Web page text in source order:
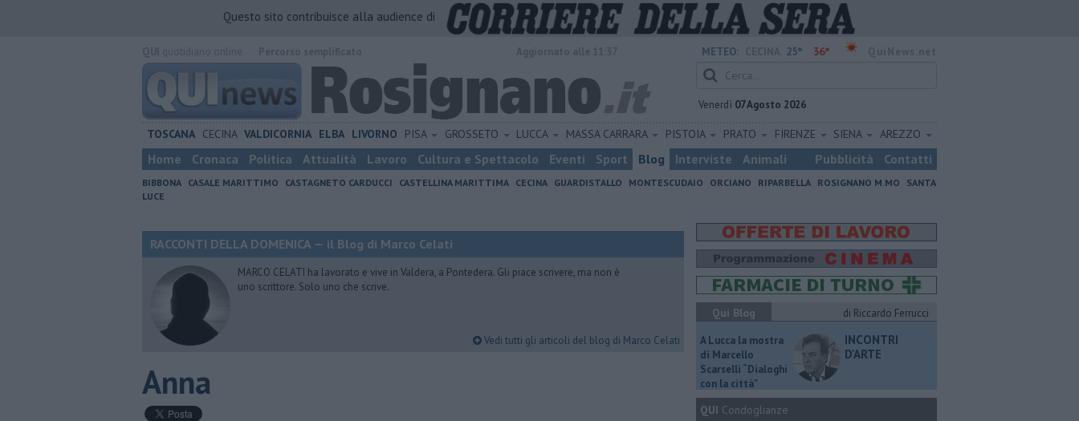
Questo sito contribuisce alla audience di
METEO: 25° 36°
Venerdì 07 Agosto 2026
TOSCANA CECINA VALDICORNIA ELBA LIVORNO PISA GROSSETO LUCCA MASSA CARRARA PISTOIA PRATO FIRENZE SIENA AREZZO
Home Cronaca Politica Attualità Lavoro Cultura e Spettacolo Eventi Sport Blog Interviste Animali Pubblicità Contatti
BIBBONA CASALE MARITTIMO CASTAGNETO CARDUCCI CASTELLINA MARITTIMA CECINA GUARDISTALLO MONTESCUDAIO ORCIANO RIPARBELLA ROSIGNANO M.MO
SANTA
LUCE
RACCONTI DELLA DOMENICA — il Blog di Marco Celati
MARCO CELATI ha lavorato e vive in Valdera, a Pontedera. Gli piace scrivere, ma non è
uno scrittore. Solo uno che scrive.
Vedi tutti gli articoli del blog di Marco Celati
Anna
Qui Blog
di Riccardo Ferrucci
A Lucca la mostra
di Marcello
Scarselli “Dialoghi
con la città"
INCONTRI
D'ARTE
QUI Condoglianze